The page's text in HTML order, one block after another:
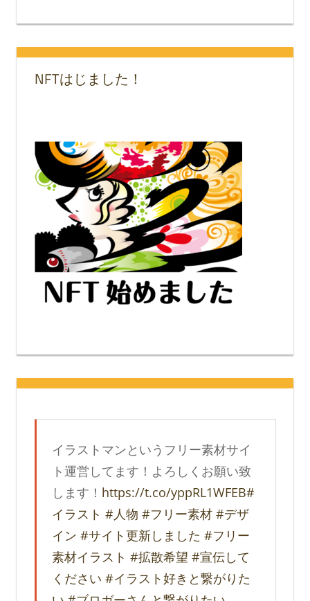
NFTはじました！
イラストマンというフリー素材サイ
ト運営してます！よろしくお願い致
します！ https://t.co/yppRL1WFEB#
イラスト #人物 #フリー素材 #デザ
イン #サイト更新しました #フリー
素材イラスト #拡散希望 #宣伝して
ください #イラスト好きと繋がりた